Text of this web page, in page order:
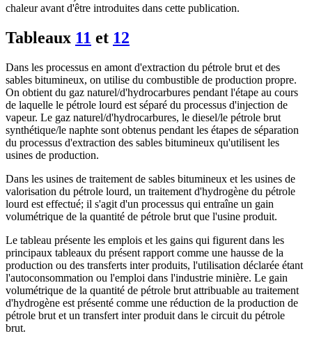
chaleur avant d'être introduites dans cette publication.
Tableaux 11 et 12
Dans les processus en amont d'extraction du pétrole brut et des
sables bitumineux, on utilise du combustible de production propre.
On obtient du gaz naturel/d'hydrocarbures pendant l'étape au cours
de laquelle le pétrole lourd est séparé du processus d'injection de
vapeur. Le gaz naturel/d'hydrocarbures, le diesel/le pétrole brut
synthétique/le naphte sont obtenus pendant les étapes de séparation
du processus d'extraction des sables bitumineux qu'utilisent les
usines de production.
Dans les usines de traitement de sables bitumineux et les usines de
valorisation du pétrole lourd, un traitement d'hydrogène du pétrole
lourd est effectué; il s'agit d'un processus qui entraîne un gain
volumétrique de la quantité de pétrole brut que l'usine produit.
Le tableau présente les emplois et les gains qui figurent dans les
principaux tableaux du présent rapport comme une hausse de la
production ou des transferts inter produits, l'utilisation déclarée étant
l'autoconsommation ou l'emploi dans l'industrie minière. Le gain
volumétrique de la quantité de pétrole brut attribuable au traitement
d'hydrogène est présenté comme une réduction de la production de
pétrole brut et un transfert inter produit dans le circuit du pétrole
brut.